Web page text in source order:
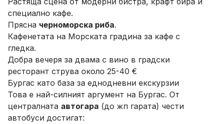
специално кафе.
Прясна черноморска риба.
Кафенетата на Морската градина за кафе с
гледка.
Добра вечеря за двама с вино в градски
ресторант струва около 25-40 €
Бургас като база за еднодневни екскурзии
Това е най-силният аргумент на Бургас. От
централната автогара (до жп гарата) чести
автобуси достигат: